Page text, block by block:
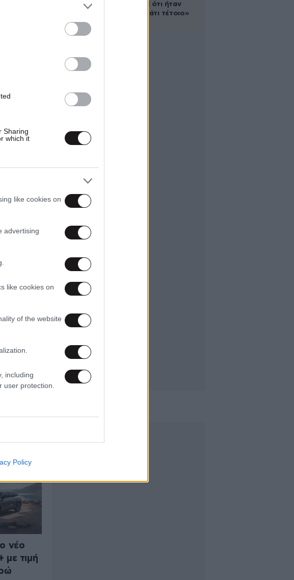
Sharing
which it
like cookies on
advertising
like cookies on
of the website
including
protection.
Policy
την
έδειξε ποτέ ότι ήταν
ικανός για κάτι τέτοιο»
νέο
με τιμή